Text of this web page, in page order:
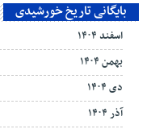
بایگانی تاریخ خورشیدی
اسفند ۱۴۰۴
بهمن ۱۴۰۴
دی ۱۴۰۴
آذر ۱۴۰۴